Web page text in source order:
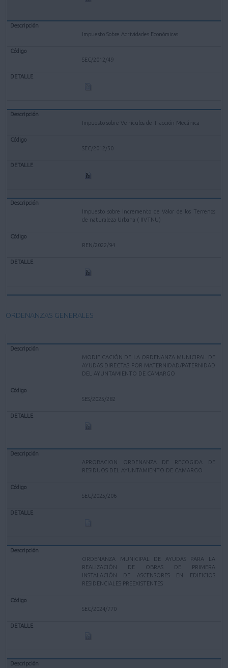
Impuesto Sobre Actividades Económicas
SEC/2012/49
Impuesto sobre Vehículos de Tracción Mecánica
SEC/2012/50
Impuesto sobre Incremento de Valor de los Terrenos
de naturaleza Urbana ( IIVTNU)
REN/2022/94
ORDENANZAS GENERALES
MODIFICACIÓN DE LA ORDENANZA MUNICIPAL DE
AYUDAS DIRECTAS POR MATERNIDAD/PATERNIDAD
DEL AYUNTAMIENTO DE CAMARGO
SES/2025/282
APROBACION ORDENANZA DE RECOGIDA DE
RESIDUOS DEL AYUNTAMIENTO DE CAMARGO
SEC/2025/206
ORDENANZA MUNICIPAL DE AYUDAS PARA LA
REALIZACIÓN DE OBRAS DE PRIMERA
INSTALACIÓN DE ASCENSORES EN EDIFICIOS
RESIDENCIALES PREEXISTENTES
SEC/2024/770